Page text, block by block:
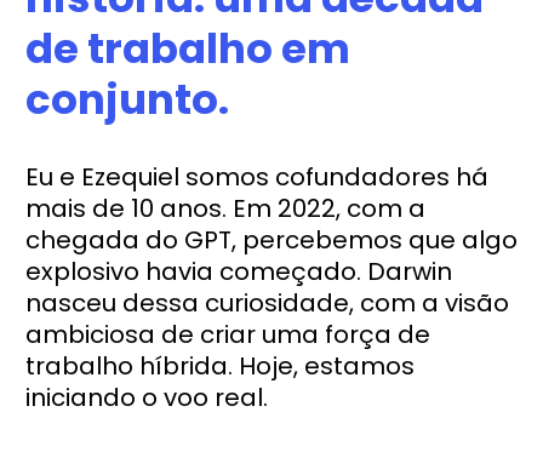
de trabalho em
conjunto.
Eu e Ezequiel somos cofundadores há
mais de 10 anos. Em 2022, com a
chegada do GPT, percebemos que algo
explosivo havia começado. Darwin
nasceu dessa curiosidade, com a visão
ambiciosa de criar uma força de
trabalho híbrida. Hoje, estamos
iniciando o voo real.